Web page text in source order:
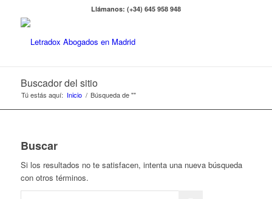
Llámanos: (+34) 645 958 948
Buscador del sitio
Tú estás aquí: Inicio / Búsqueda de ""
Buscar
Si los resultados no te satisfacen, intenta una nueva búsqueda
con otros términos.